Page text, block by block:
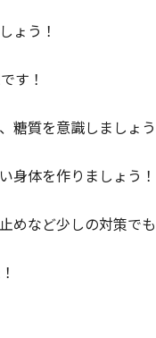
ょう！
す！
質を意識しましょ
体を作りましょう！
など少しの対策で